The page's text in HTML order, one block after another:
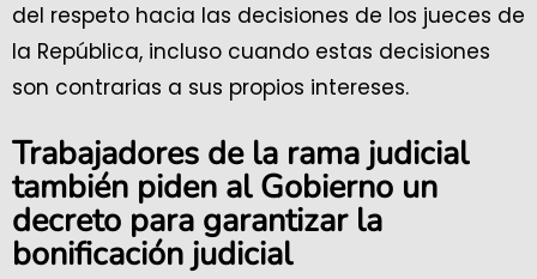
del respeto hacia las decisiones de los jueces de
la República, incluso cuando estas decisiones
son contrarias a sus propios intereses.
Trabajadores de la rama judicial
también piden al Gobierno un
decreto para garantizar la
bonificación judicial